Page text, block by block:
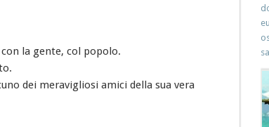
la gente, col popolo.
dei meravigliosi amici della sua vera